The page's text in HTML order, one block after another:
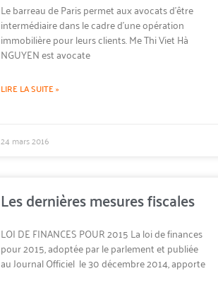
Le barreau de Paris permet aux avocats d’être
intermédiaire dans le cadre d’une opération
immobilière pour leurs clients. Me Thi Viet Hà
NGUYEN est avocate
LIRE LA SUITE »
24 mars 2016
Les dernières mesures fiscales
LOI DE FINANCES POUR 2015 La loi de finances
pour 2015, adoptée par le parlement et publiée
au Journal Officiel le 30 décembre 2014, apporte